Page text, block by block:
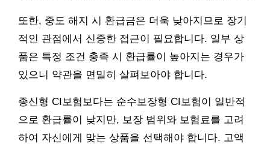
또한, 중도 해지 시 환급금은 더욱 낮아지므로 장기
적인 관점에서 신중한 접근이 필요합니다. 일부 상
품은 특정 조건 충족 시 환급률이 높아지는 경우가
있으니 약관을 면밀히 살펴보아야 합니다.
종신형 CI보험보다는 순수보장형 CI보험이 일반적
으로 환급률이 낮지만, 보장 범위와 보험료를 고려
하여 자신에게 맞는 상품을 선택해야 합니다. 고액